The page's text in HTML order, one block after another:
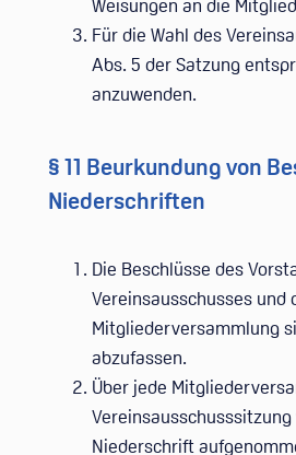
Weisungen an die
Für die Wahl des
Abs. 5 der Satzung
anzuwenden.
§ 11 Beurkundung von
Niederschriften
Die Beschlüsse des
Vereinsausschusses und
Mitgliederversammlung
abzufassen.
Über jede
Niederschrift